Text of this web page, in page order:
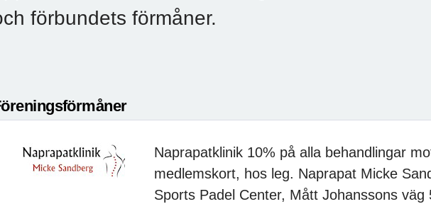
förbundets förmåner.
Naprapatklinik 10% på alla behandlingar
medlemskort, hos leg. Naprapat Micke
Sports Padel Center, Mått Johanssons väg